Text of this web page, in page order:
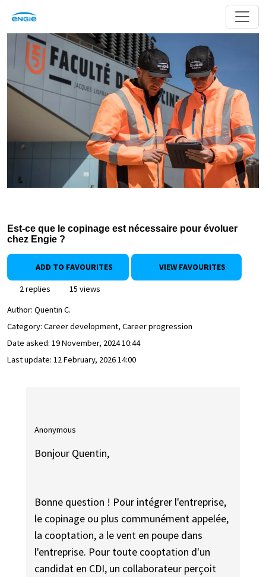
Est-ce que le copinage est nécessaire pour évoluer
chez Engie ?
ADD TO FAVOURITES VIEW FAVOURITES
2 replies
15 views
Author: Quentin C.
Category: Career development, Career progression
Date asked: 19 November, 2024 10:44
Last update: 12 February, 2026 14:00
Anonymous
Bonjour Quentin,
Bonne question ! Pour intégrer l'entreprise,
le copinage ou plus communément appelée,
la cooptation, a le vent en poupe dans
l'entreprise. Pour toute cooptation d'un
candidat en CDI, un collaborateur perçoit